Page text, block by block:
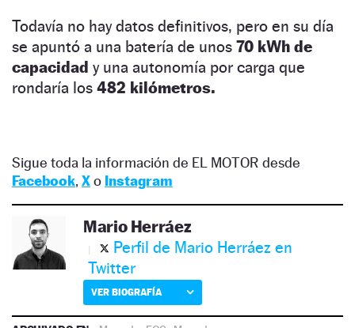
Todavía no hay datos definitivos, pero en su día
se apuntó a una batería de unos 70 kWh de
capacidad y una autonomía por carga que
rondaría los 482 kilómetros.
Sigue toda la información de EL MOTOR desde
Facebook, Xo Instagram
Mario Herráez
Perfil de Mario Herráez en
Twitter
VER BIOGRAFÍA